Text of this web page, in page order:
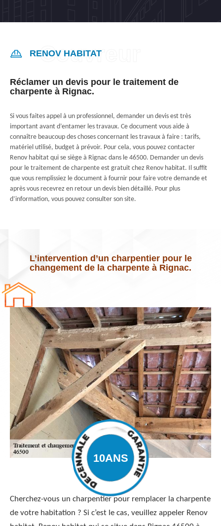
RENOV HABITAT
Réclamer un devis pour le traitement de
charpente à Rignac.
Si vous faites appel à un professionnel, demander un devis est très
important avant d’entamer les travaux. Ce document vous aide à
connaître beaucoup des choses concernant les travaux à faire : tarifs,
matériel utilisé, budget à prévoir. Pour cela, vous pouvez contacter
Renov habitat qui se siège à Rignac dans le 46500. Demander un devis
pour le traitement de charpente est gratuit chez Renov habitat. Il suffit
que vous remplissiez le document à fournir pour faire votre demande et
après vous recevrez en retour un devis bien détaillé. Pour plus
d’information, vous pouvez consulter son site.
L’intervention d’un charpentier pour le
changement de la charpente à Rignac.
Cherchez-vous un charpentier pour remplacer la charpente
de votre habitation ? Si c’est le cas, veuillez appeler Renov